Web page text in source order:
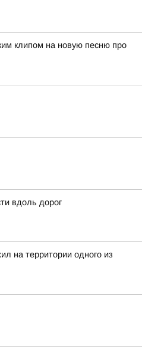
клипом на новую песню про
вдоль дорог
на территории одного из